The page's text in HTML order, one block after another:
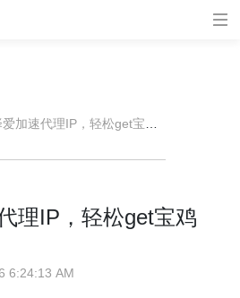
加速代理IP，轻松get宝鸡静态IP
理IP，轻松get宝鸡
6:24:13 AM